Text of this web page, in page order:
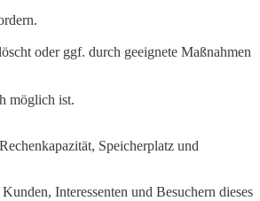
oder ggf. durch geeignete Maßnahmen
möglich ist.
Speicherplatz und
Interessenten und Besuchern dieses